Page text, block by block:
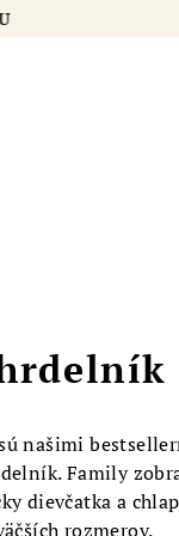
našimi
Family
dievčatka a
rozmerov.